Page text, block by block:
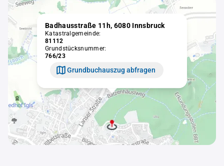
Badhausstraße 11h, 6080 Innsbruck
Katastralgemeinde:
81112
Grundstücksnummer:
766/23
Grundbuchauszug abfragen